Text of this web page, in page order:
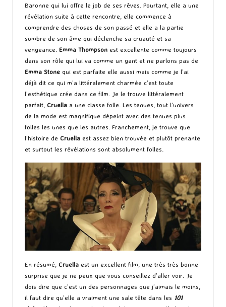
Baronne qui lui offre le job de ses rêves. Pourtant, elle a une
révélation suite à cette rencontre, elle commence à
comprendre des choses de son passé et elle a la partie
sombre de son âme qui déclenche sa cruauté et sa
vengeance. Emma Thompson est excellente comme toujours
dans son rôle qui lui va comme un gant et ne parlons pas de
Emma Stone qui est parfaite elle aussi mais comme je l’ai
déjà dit ce qui m’a littéralement charmée c’est toute
l’esthétique crée dans ce film. Je le trouve littéralement
parfait, Cruella a une classe folle. Les tenues, tout l’univers
de la mode est magnifique dépeint avec des tenues plus
folles les unes que les autres. Franchement, je trouve que
l’histoire de Cruella est assez bien trouvée et plutôt prenante
et surtout les révélations sont absolument folles.
En résumé, Cruella est un excellent film, une très très bonne
surprise que je ne peux que vous conseillez d’aller voir. Je
dois dire que c’est un des personnages que j’aimais le moins,
il faut dire qu’elle a vraiment une sale tête dans les 101